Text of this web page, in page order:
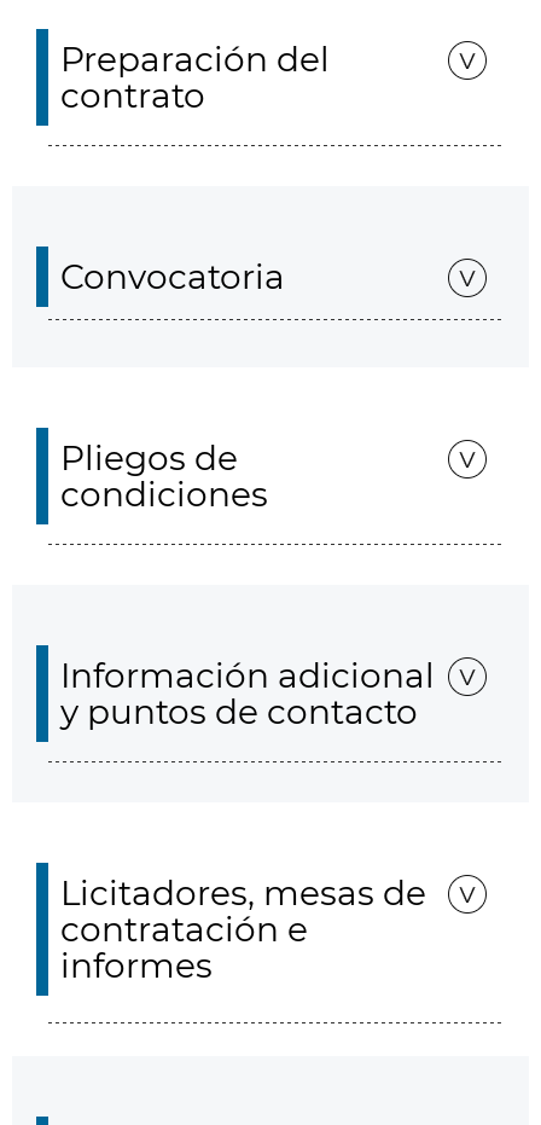
Preparación del
contrato
Convocatoria
Pliegos de
condiciones
Información adicional
y puntos de contacto
Licitadores, mesas de
contratación e
informes